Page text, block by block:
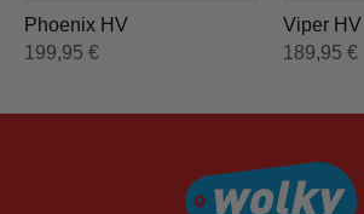
Phoenix HV
199,95 €
Viper HV
189,95 €